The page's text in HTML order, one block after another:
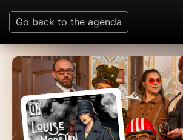
Go back to the agenda